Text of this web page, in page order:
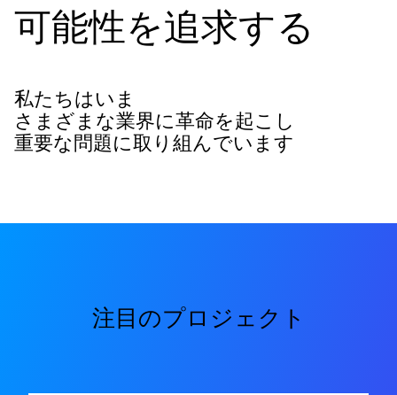
可能性を追求する
私たちはいま
さまざまな業界に革命を起こし
重要な問題に取り組んでいます
注目のプロジェクト